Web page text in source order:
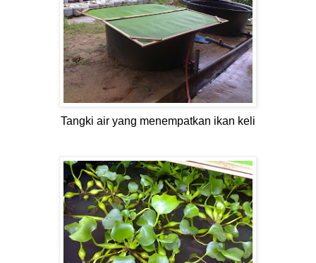
Tangki air yang menempatkan ikan keli